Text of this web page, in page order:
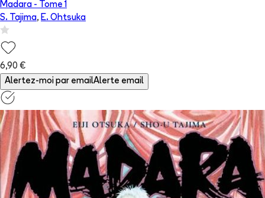
Madara - Tome 1
S. Tajima, E. Ohtsuka
6,90 €
Alertez-moi par emailAlerte email